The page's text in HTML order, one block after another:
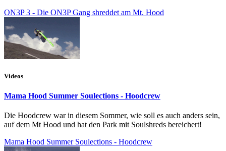
ON3P 3 - Die ON3P Gang shreddet am Mt. Hood
Videos
Mama Hood Summer Soulections - Hoodcrew
Die Hoodcrew war in diesem Sommer, wie soll es auch anders sein,
auf dem Mt Hood und hat den Park mit Soulshreds bereichert!
Mama Hood Summer Soulections - Hoodcrew